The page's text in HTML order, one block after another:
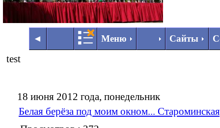
◄ ►
◄ Меню Сайты
test
18 июня 2012 года, понедельник
Белая берёза под моим окном...